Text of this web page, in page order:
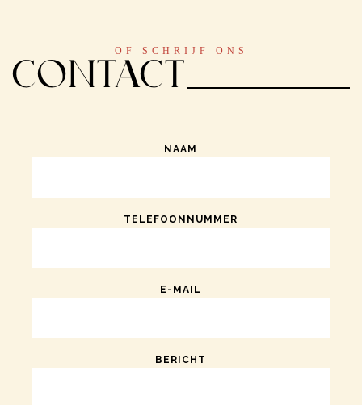
OF SCHRIJF ONS
Contact
NAAM
TELEFOONNUMMER
E-MAIL
BERICHT